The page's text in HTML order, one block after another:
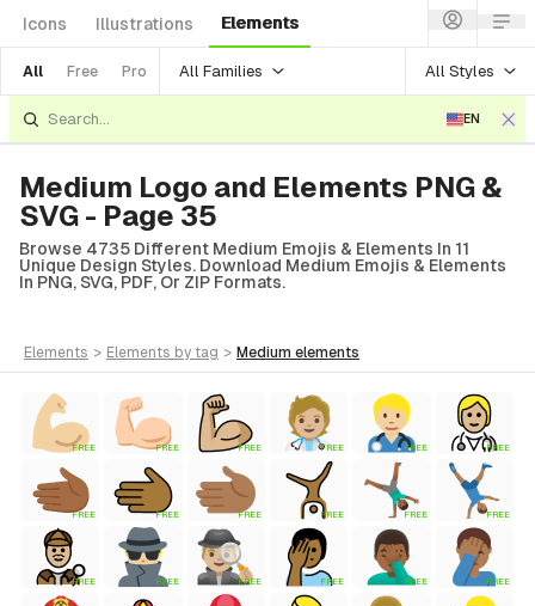
Icons Illustrations Elements
All Free Pro All Families All Styles
EN
Medium Logo and Elements PNG &
SVG - Page 35
Browse 4735 Different Medium Emojis & Elements In 11
Unique Design Styles. Download Medium Emojis & Elements
In PNG, SVG, PDF, Or ZIP Formats.
elements > elements by tag > medium elements
FREE FREE FREE FREE FREE FREE
FREE FREE FREE FREE FREE FREE
FREE FREE FREE FREE FREE FREE